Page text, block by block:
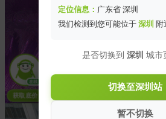
获取底价
定位信息： 广东省 深圳
我们检测到您可能位于 深圳 附
是否切换到 深圳 城市
切换至深圳站
暂不切换